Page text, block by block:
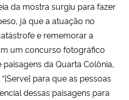
da mostra surgiu para fazer
já que a atuação no
e rememorar a
um concurso fotográfico
da Quarta Colônia,
para que as pessoas
dessas paisagens para